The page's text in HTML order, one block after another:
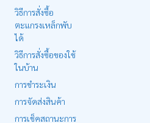
วิธีการสั่งซื้อ
ตะแกรงเหล็กพับ
ได้
วิธีการสั่งซื้อของใช้
ในบ้าน
การชำระเงิน
การจัดส่งสินค้า
การเช็คสถานะการ